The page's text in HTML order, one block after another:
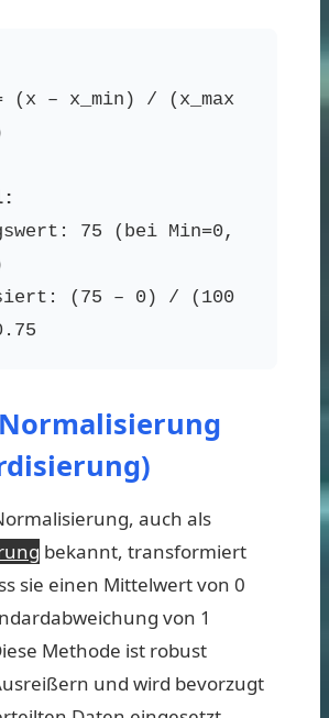
(x – x_min) / (x_max
75 (bei Min=0,
(75 – 0) / (100
Normalisierung
auch als
bekannt, transformiert
sie einen Mittelwert von 0
von 1
Methode ist robust
und wird bevorzugt